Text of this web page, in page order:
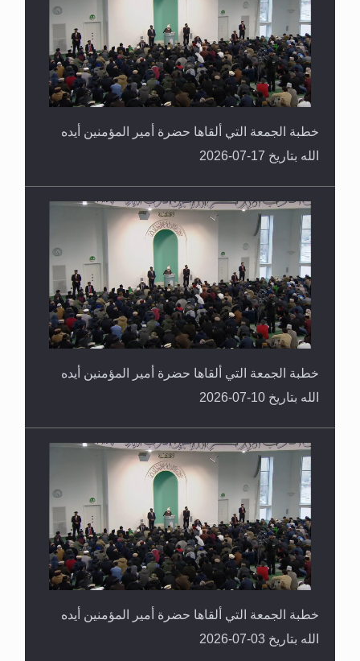
خطبة الجمعة التي ألقاها حضرة أمير المؤمنين أيده
الله بتاريخ 17-07-2026
خطبة الجمعة التي ألقاها حضرة أمير المؤمنين أيده
الله بتاريخ 10-07-2026
خطبة الجمعة التي ألقاها حضرة أمير المؤمنين أيده
الله بتاريخ 03-07-2026